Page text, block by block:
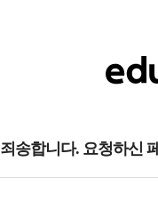
죄송합니다. 요청하신